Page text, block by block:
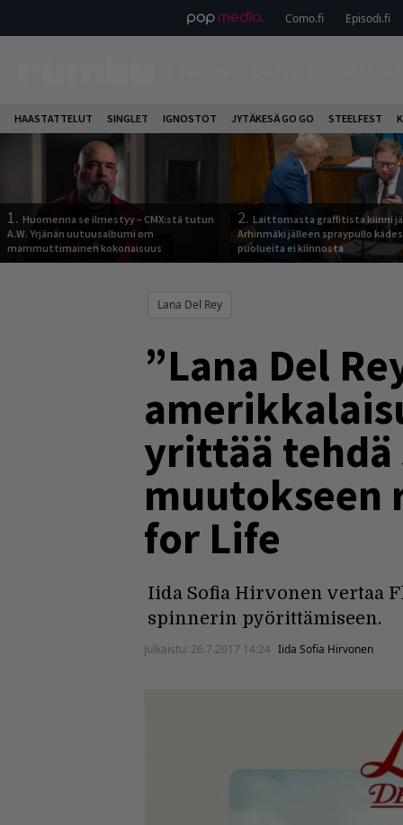
Como.fi Episodi.fi
HAASTATTELUT SINGLET IGNOSTOT JYTÄKESÄ GO GO STEELFEST
1. Huomenna se ilmestyy – CMX:stä tutun
A.W. Yrjänän uutuusalbumi om
mammuttimainen kokonaisuus
2. Laittomasta graffitista kiinni
Arhinmäki jälleen spraypullo
puolueita ei kiinnosta
Lana Del Rey
”Lana Del
yrittää
muutokseen
for Life
Iida Sofia Hirvonen vertaa
spinnerin pyörittämiseen.
Julkaistu: 26.7.2017 14:24 Iida Sofia Hirvonen